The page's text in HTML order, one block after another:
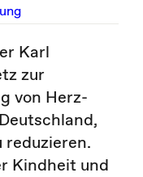
Karl
zur
von Herz-
reduzieren.
Kindheit und